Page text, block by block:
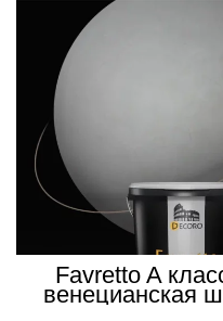
Favretto A
венецианская